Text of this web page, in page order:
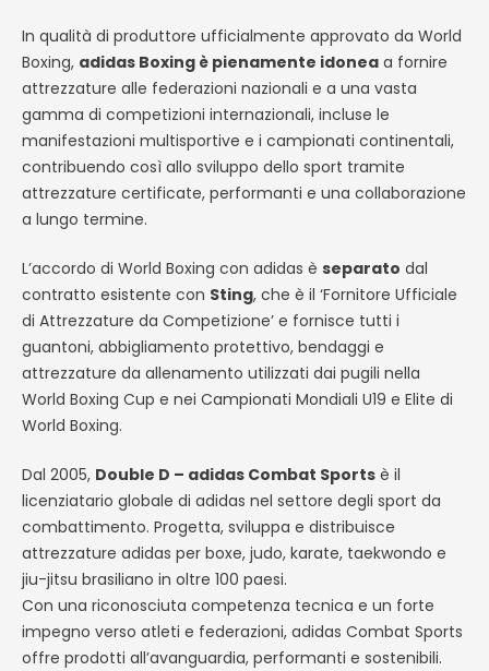
In qualità di produttore ufficialmente approvato da World
Boxing, adidas Boxing è pienamente idonea a fornire
attrezzature alle federazioni nazionali e a una vasta
gamma di competizioni internazionali, incluse le
manifestazioni multisportive e i campionati continentali,
contribuendo così allo sviluppo dello sport tramite
attrezzature certificate, performanti e una collaborazione
a lungo termine.
L’accordo di World Boxing con adidas è separato dal
contratto esistente con Sting, che è il ‘Fornitore Ufficiale
di Attrezzature da Competizione’ e fornisce tutti i
guantoni, abbigliamento protettivo, bendaggi e
attrezzature da allenamento utilizzati dai pugili nella
World Boxing Cup e nei Campionati Mondiali U19 e Elite di
World Boxing.
Dal 2005, Double D – adidas Combat Sports è il
licenziatario globale di adidas nel settore degli sport da
combattimento. Progetta, sviluppa e distribuisce
attrezzature adidas per boxe, judo, karate, taekwondo e
jiu-jitsu brasiliano in oltre 100 paesi.
Con una riconosciuta competenza tecnica e un forte
impegno verso atleti e federazioni, adidas Combat Sports
offre prodotti all’avanguardia, performanti e sostenibili.